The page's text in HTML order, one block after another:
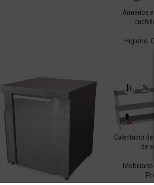
Armarios
Higiene,
Calentador
de
Mobiliario